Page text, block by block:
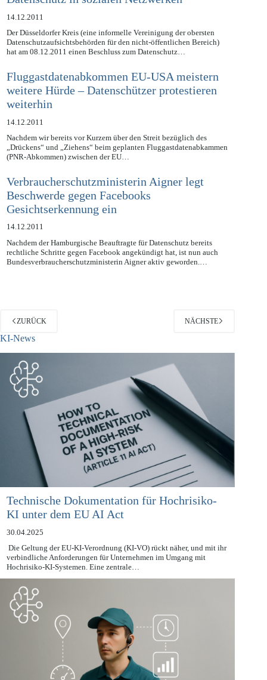
Datenschutz in sozialen Netzwerken
14.12.2011
Der Düsseldorfer Kreis (eine informelle Vereinigung der obersten
Datenschutzaufsichtsbehörden für den nicht-öffentlichen Bereich)
Fluggastdatenabkommen EU-USA meistern
weitere Hürde – Datenschützer protestieren
weiterhin
14.12.2011
Nachdem wir bereits vor Kurzem über den Streit bezüglich des
„Drückens“ und „Ziehens“ beim geplanten Fluggastdatenabkammen
Verbraucherschutzministerin Aigner legt
Beschwerde gegen Facebooks
Gesichtserkennung ein
14.12.2011
Nachdem der Hamburgische Beauftragte für Datenschutz bereits
rechtliche Schritte gegen Facebook angekündigt hat, ist nun auch
ZURÜCK
KI-News
Technische Dokumentation für Hochrisiko-
KI unter dem EU AI Act
30.04.2025
Die Geltung der EU-KI-Verordnung (KI-VO) rückt näher, und mit ihr
verbindliche Anforderungen für Unternehmen im Umgang mit
Hochrisiko-KI-Systemen. Eine zentrale…